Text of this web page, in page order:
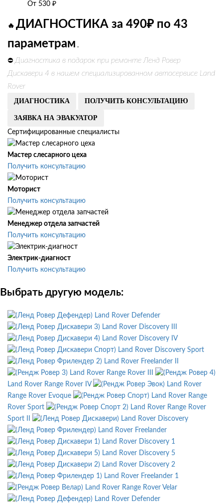
От 530 ₽
🔥 ДИАГНОСТИКА за 490₽ по 43
параметрам .
⛔ Диагностика в подарок при ремонте Ленд Ровер
Дискавери 4 в нашем специализированном автосервисе Land
Rover
ДИАГНОСТИКА ПОЛУЧИТЬ КОНСУЛЬТАЦИЮ
ЗАЯВКА НА ЭВАКУАТОР
Сертифицированные специалисты
Мастер слесарного цеха
Получить консультацию
Моторист
Получить консультацию
Менеджер отдела запчастей
Получить консультацию
Электрик-диагност
Получить консультацию
Выбрать другую модель:
Land Rover Defender
Land Rover Discovery III
Land Rover Discovery IV
Land Rover Discovery Sport
Land Rover Freelander II
Land Rover Range Rover III
Land Rover Range Rover IV
Land Rover
Range Rover Evoque
Land Rover Range
Rover Sport
Land Rover Range Rover
Sport II
Land Rover Discovery
Land Rover Freelander
Land Rover Discovery 1
Land Rover Discovery 5
Land Rover Discovery 2
Land Rover Freelander 1
Land Rover Range Rover Velar
Land Rover Defender